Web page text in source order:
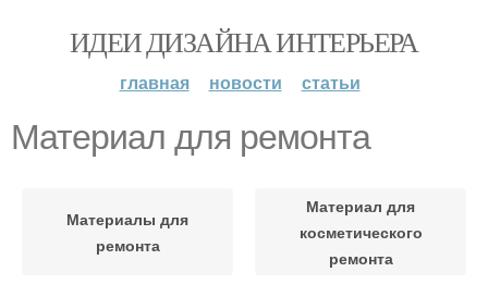
ИДЕИ ДИЗАЙНА ИНТЕРЬЕРА
главная новости статьи
Материал для ремонта
Материалы для
ремонта
Материал для
косметического
ремонта